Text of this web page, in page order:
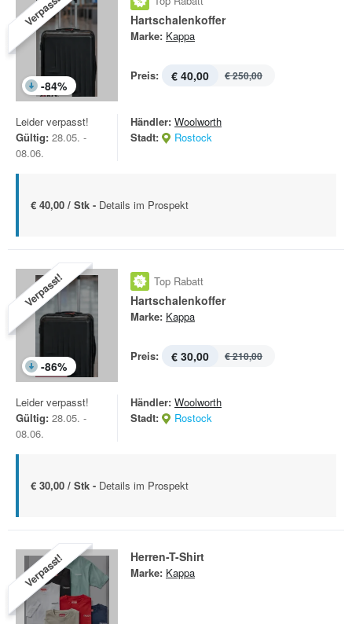
Verpasst!
-84%
Hartschalenkoffer
Marke: Kappa
Preis: € 40,00 € 250,00
Leider verpasst!
Gültig: 28.05. -
08.06.
Händler: Woolworth
Stadt:
Rostock
€ 40,00 / Stk - Details im Prospekt
Verpasst!
-86%
Top Rabatt
Hartschalenkoffer
Marke: Kappa
Preis: € 30,00 € 210,00
Leider verpasst!
Gültig: 28.05. -
08.06.
Händler: Woolworth
Stadt:
Rostock
€ 30,00 / Stk - Details im Prospekt
Verpasst! Herren-T-Shirt
Marke: Kappa